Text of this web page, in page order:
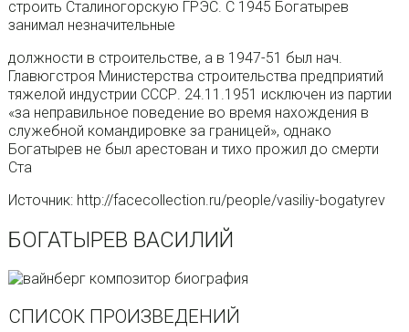
строить Сталиногорскую ГРЭС. С 1945 Богатырев
занимал незначительные
должности в строительстве, а в 1947-51 был нач.
Главюгстроя Министерства строительства предприятий
тяжелой индустрии СССР. 24.11.1951 исключен из партии
«за неправильное поведение во время нахождения в
служебной командировке за границей», однако
Богатырев не был арестован и тихо прожил до смерти
Ста
Источник: http://facecollection.ru/people/vasiliy-bogatyrev
БОГАТЫРЕВ ВАСИЛИЙ
СПИСОК ПРОИЗВЕДЕНИЙ